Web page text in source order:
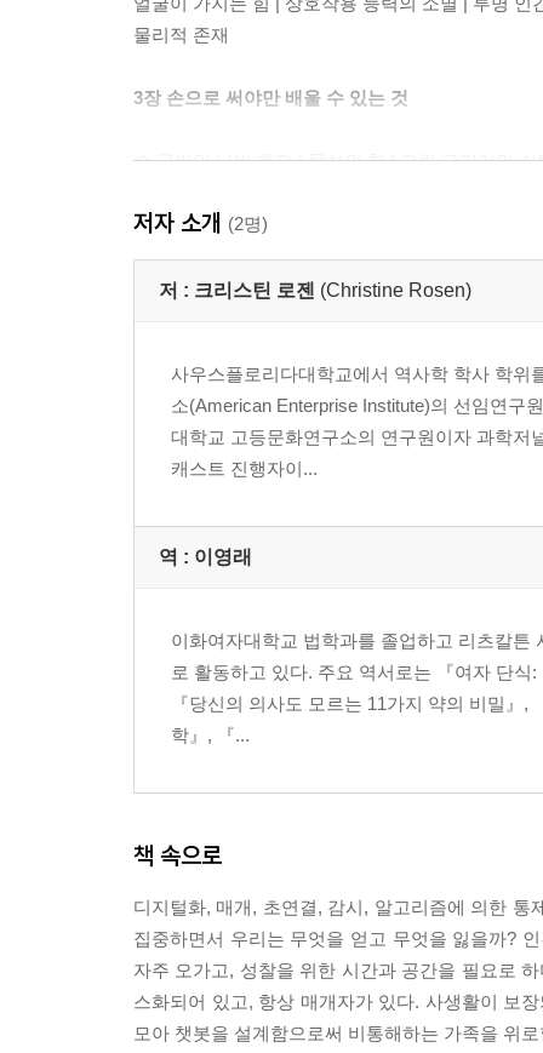
물리적 존재
3장 손으로 써야만 배울 수 있는 것
손 글씨의 나비 효과 | 물성의 힘 | 그림 그리기의
4장 기다림과 지루함의 기능
디즈니월드에서 배운 줄 서기의 논리 | 성급하게
인간이라는 감정적 존재 | 우리 내부의, 숨겨진,
6장 기술로 매개된 쾌락
사진 안에 박제된 경험 | 대체 불가능한 쾌락
7장 소멸하는 장소, 개인화된 공간
장소가 뿌리뽑힌 사회 | 공간의 규칙 | 연결되지
감사의 말
저자 소개 (2명)
저 : 크리스틴 로젠 (Christine Rosen)
사우스플로리다대학교에서 역사학 학사 학위
소(American Enterprise Institute)의 선임연구
대학교 고등문화연구소의 연구원이자 과학저
캐스트 진행자이...
역 : 이영래
이화여자대학교 법학과를 졸업하고 리츠칼
로 활동하고 있다. 주요 역서로는 『여자 단
『당신의 의사도 모르는 11가지 약의 비밀』
학』, 『...
책 속으로
디지털화, 매개, 초연결, 감시, 알고리즘에 의한
집중하면서 우리는 무엇을 얻고 무엇을 잃을까?
자주 오가고, 성찰을 위한 시간과 공간을 필요로
스화되어 있고, 항상 매개자가 있다. 사생활이 보
모아 챗봇을 설계함으로써 비통해하는 가족을 위